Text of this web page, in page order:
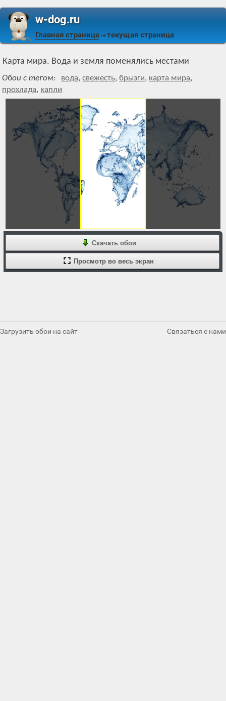
w-dog.ru
Главная страница ⇒ текущая страница
Карта мира. Вода и земля поменялись местами
Обои с тегом: вода,свежесть,брызги, карта мира,
прохлада, капли
Скачать обои
Просмотр во весь экран
Загрузить обои на сайт Связаться с нами